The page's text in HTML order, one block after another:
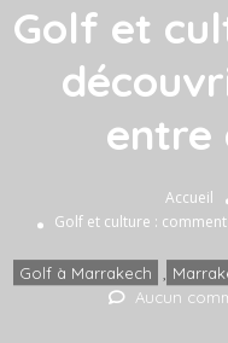
Golf et
entre
Accueil
Golf et culture :
Golf à Marrakech ,
Aucun